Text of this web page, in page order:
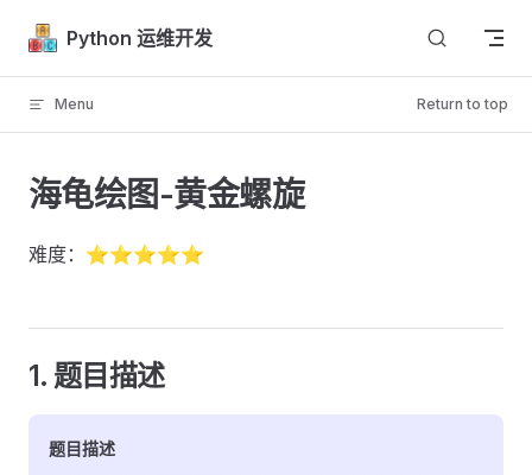
Skip to content
Python 运维开发
Menu Return to top
海龟绘图-黄金螺旋
难度：⭐⭐⭐⭐⭐
1. 题目描述
题目描述